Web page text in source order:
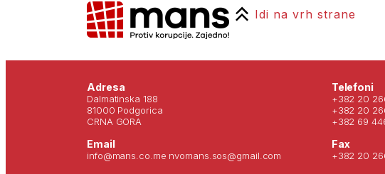
Idi na vrh strane
Adresa
Dalmatinska 188
81000 Podgorica
CRNA GORA
Email
info@mans.co.me nvomans.sos@gmail.com
Telefoni
+382 20
+382 20
+382 69
Fax
+382 20